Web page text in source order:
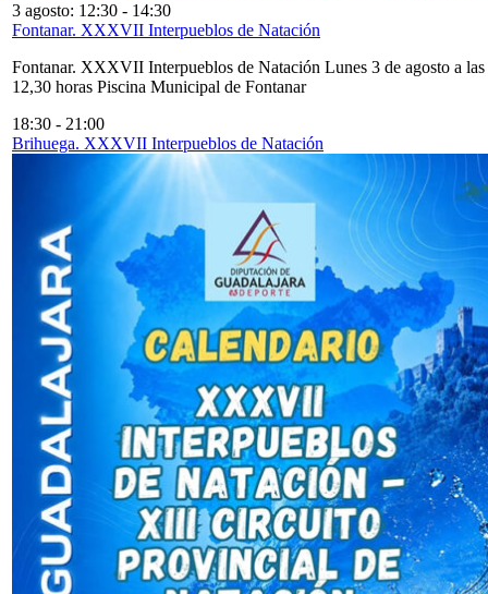
3 agosto: 12:30 - 14:30
Fontanar. XXXVII Interpueblos de Natación
Fontanar. XXXVII Interpueblos de Natación Lunes 3 de agosto a las
12,30 horas Piscina Municipal de Fontanar
18:30 - 21:00
Brihuega. XXXVII Interpueblos de Natación